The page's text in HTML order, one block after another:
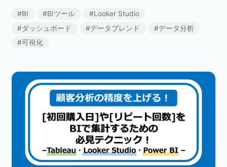
悩みはありませんか？ Looker St […]
BI BIツール
Looker Studio
ダッシュボード
データブレンド
データ分析
可視化